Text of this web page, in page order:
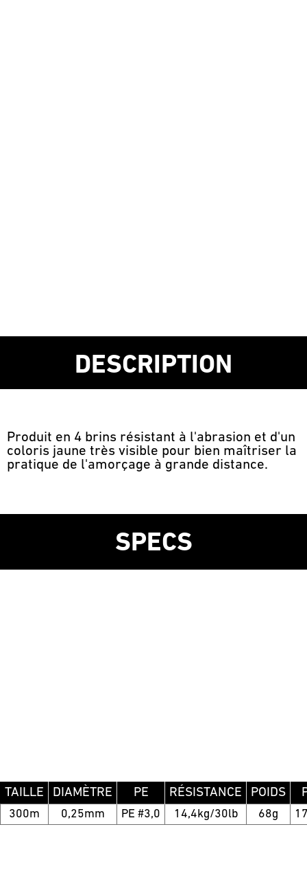
DESCRIPTION
Produit en 4 brins résistant à l'abrasion et d'un
coloris jaune très visible pour bien maîtriser la
pratique de l'amorçage à grande distance.
SPECS
TAILLE DIAMÈTRE PE RÉSISTANCE POIDS
300m 0,25mm PE #3,0 14,4kg/30lb 68g